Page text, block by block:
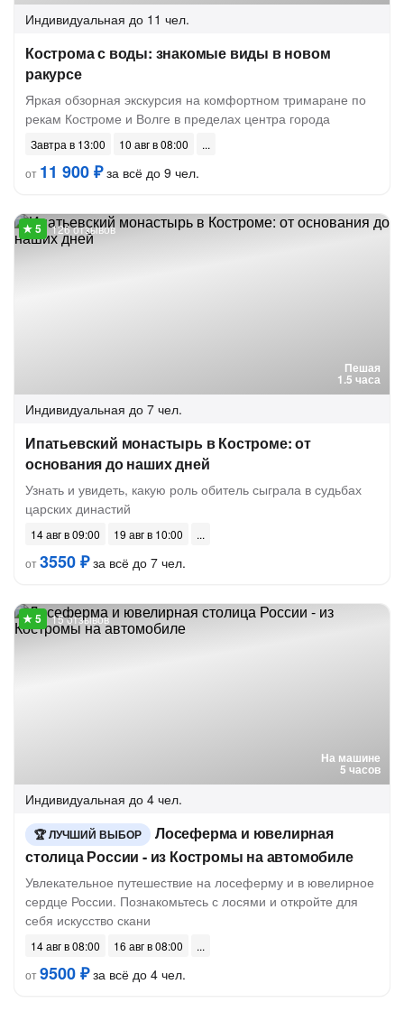
Индивидуальная до 11 чел.
Кострома с воды: знакомые виды в новом
ракурсе
Яркая обзорная экскурсия на комфортном тримаране по
рекам Костроме и Волге в пределах центра города
Завтра в 13:00
10 авг в 08:00
от 11 900 ₽за всё до 9 чел.
Пешая
1.5 часа
126 отзывов
Индивидуальная до 7 чел.
Ипатьевский монастырь в Костроме: от
основания до наших дней
Узнать и увидеть, какую роль обитель сыграла в судьбах
царских династий
14 авг в 09:00
19 авг в 10:00
от3550 ₽за всё до 7 чел.
На машине
5 часов
15 отзывов
Индивидуальная до 4 чел.
ЛУЧШИЙ ВЫБОР
Лосеферма и ювелирная
столица России - из Костромы на автомобиле
Увлекательное путешествие на лосеферму и в ювелирное
сердце России. Познакомьтесь с лосями и откройте для
себя искусство скани
14 авг в 08:00
16 авг в 08:00
от9500 ₽за всё до 4 чел.